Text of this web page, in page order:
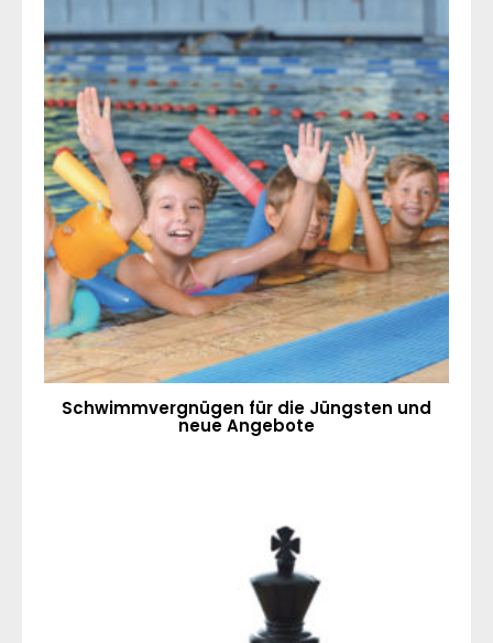
Schwimmvergnügen für die Jüngsten und
neue Angebote